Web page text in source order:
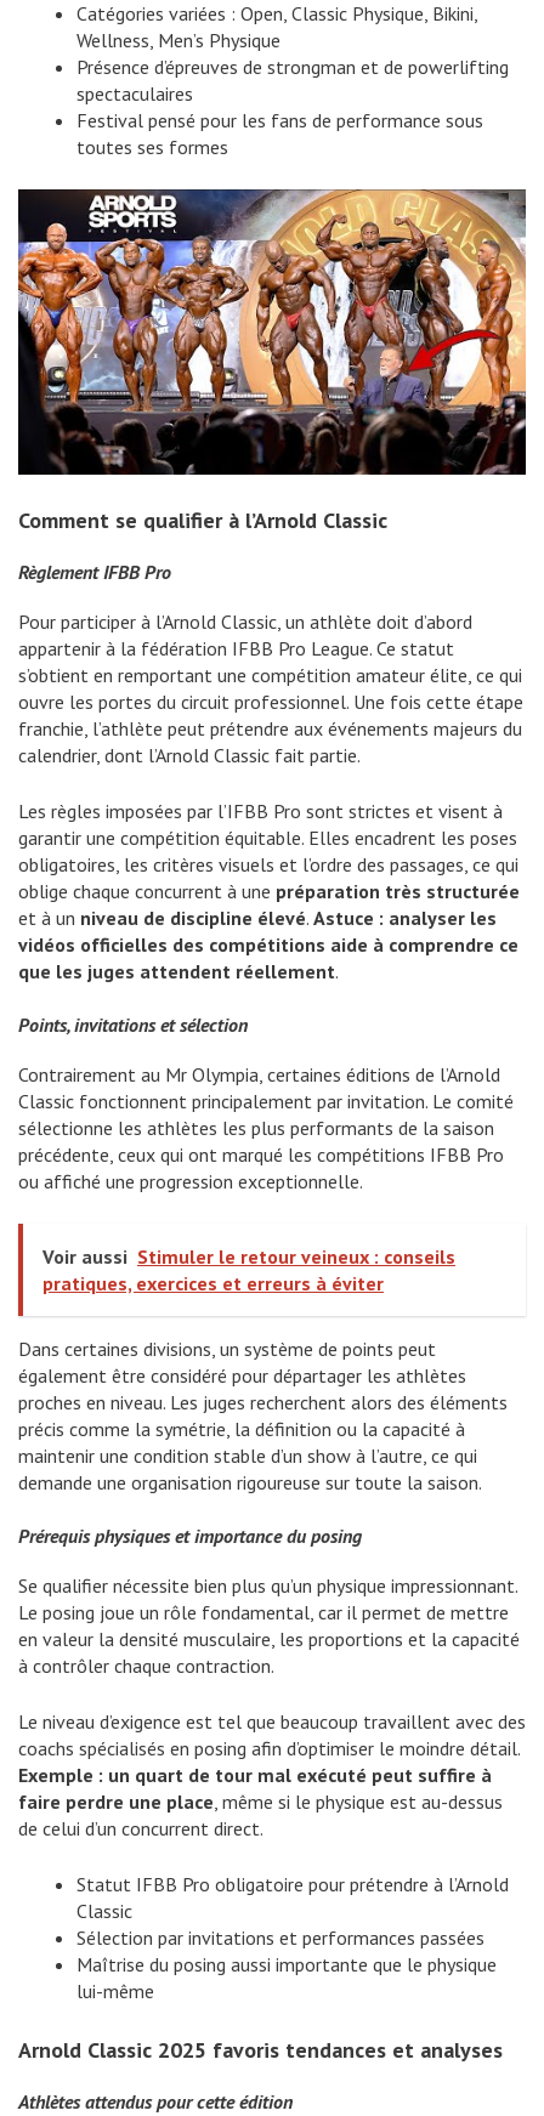
Catégories variées : Open, Classic Physique, Bikini,
Wellness, Men’s Physique
Présence d’épreuves de strongman et de powerlifting
spectaculaires
Festival pensé pour les fans de performance sous
toutes ses formes
Comment se qualifier à l’Arnold Classic
Règlement IFBB Pro
Pour participer à l’Arnold Classic, un athlète doit d’abord
appartenir à la fédération IFBB Pro League. Ce statut
s’obtient en remportant une compétition amateur élite, ce qui
ouvre les portes du circuit professionnel. Une fois cette étape
franchie, l’athlète peut prétendre aux événements majeurs du
calendrier, dont l’Arnold Classic fait partie.
Les règles imposées par l’IFBB Pro sont strictes et visent à
garantir une compétition équitable. Elles encadrent les poses
obligatoires, les critères visuels et l’ordre des passages, ce qui
oblige chaque concurrent à une préparation très structurée
et à un niveau de discipline élevé. Astuce : analyser les
vidéos officielles des compétitions aide à comprendre ce
que les juges attendent réellement.
Points, invitations et sélection
Contrairement au Mr Olympia, certaines éditions de l’Arnold
Classic fonctionnent principalement par invitation. Le comité
sélectionne les athlètes les plus performants de la saison
précédente, ceux qui ont marqué les compétitions IFBB Pro
ou affiché une progression exceptionnelle.
Voir aussi Stimuler le retour veineux : conseils
pratiques, exercices et erreurs à éviter
Dans certaines divisions, un système de points peut
également être considéré pour départager les athlètes
proches en niveau. Les juges recherchent alors des éléments
précis comme la symétrie, la définition ou la capacité à
maintenir une condition stable d’un show à l’autre, ce qui
demande une organisation rigoureuse sur toute la saison.
Prérequis physiques et importance du posing
Se qualifier nécessite bien plus qu’un physique impressionnant.
Le posing joue un rôle fondamental, car il permet de mettre
en valeur la densité musculaire, les proportions et la capacité
à contrôler chaque contraction.
Le niveau d’exigence est tel que beaucoup travaillent avec des
coachs spécialisés en posing afin d’optimiser le moindre détail.
Exemple : un quart de tour mal exécuté peut suffire à
faire perdre une place, même si le physique est au-dessus
de celui d’un concurrent direct.
Statut IFBB Pro obligatoire pour prétendre à l’Arnold
Classic
Sélection par invitations et performances passées
Maîtrise du posing aussi importante que le physique
lui-même
Arnold Classic 2025 favoris tendances et analyses
Athlètes attendus pour cette édition